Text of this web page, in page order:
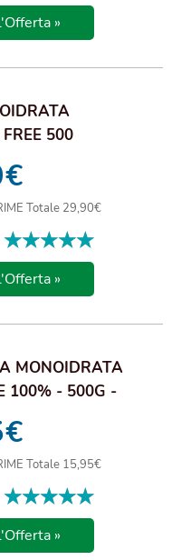
»
500
DOS...
€
Totale 29,90€
★★★★★
★★★★★
»
MONOIDRATA
100% - 500G -
€
Totale 15,95€
★★★★★
★★★★★
»